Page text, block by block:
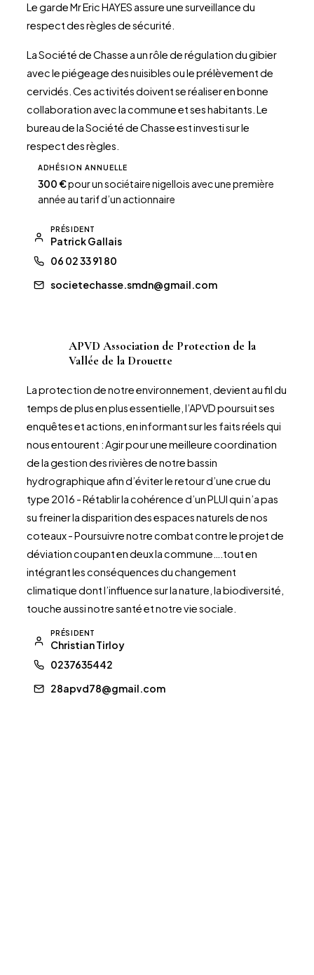
Le garde Mr Eric HAYES assure une surveillance du
respect des règles de sécurité.
La Société de Chasse a un rôle de régulation du gibier
avec le piégeage des nuisibles ou le prélèvement de
cervidés. Ces activités doivent se réaliser en bonne
collaboration avec la commune et ses habitants. Le
bureau de la Société de Chasse est investi sur le
respect des règles.
ADHÉSION ANNUELLE
300 €pour un sociétaire nigellois avec une première
année au tarif d’un actionnaire
PRÉSIDENT
Patrick Gallais
06 02 33 91 80
societechasse.smdn@gmail.com
APVD Association de Protection de la
Vallée de la Drouette
La protection de notre environnement, devient au fil du
temps de plus en plus essentielle, l’APVD poursuit ses
enquêtes et actions, en informant sur les faits réels qui
nous entourent : Agir pour une meilleure coordination
de la gestion des rivières de notre bassin
hydrographique afin d’éviter le retour d’une crue du
type 2016 - Rétablir la cohérence d’un PLUI qui n’a pas
su freiner la disparition des espaces naturels de nos
coteaux - Poursuivre notre combat contre le projet de
déviation coupant en deux la commune….tout en
intégrant les conséquences du changement
climatique dont l’influence sur la nature, la biodiversité,
touche aussi notre santé et notre vie sociale.
PRÉSIDENT
Christian Tirloy
0237635442
28apvd78@gmail.com